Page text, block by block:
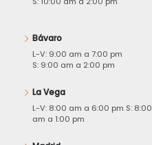
Bávaro
L-V: 9:00 am a 7:00 pm
S: 9:00 am a 2:00 pm
La Vega
L-V: 8:00 am a 6:00 pm S: 8:00
am a 1:00 pm